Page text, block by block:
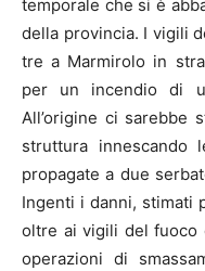
temporale che si è
della provincia. I vigili
tre a Marmirolo in
per un incendio di
All’origine ci sarebbe
struttura innescando
propagate a due
Ingenti i danni, stimati
oltre ai vigili del fuoco
operazioni di